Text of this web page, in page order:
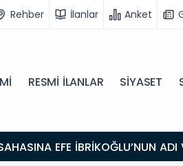
Rehber İlanlar Anket
RESMİ İLANLAR SİYASET
EFE İBRİKOĞLU’NUN ADI